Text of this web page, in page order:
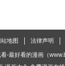
站地图 法律声明
-最好看的漫画（